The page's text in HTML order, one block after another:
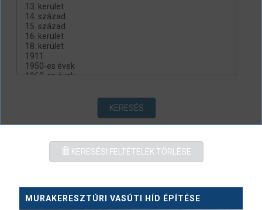
KERESÉS
KERESÉSI FELTÉTELEK TÖRLÉSE
MURAKERESZTÚRI VASÚTI HÍD ÉPÍTÉSE